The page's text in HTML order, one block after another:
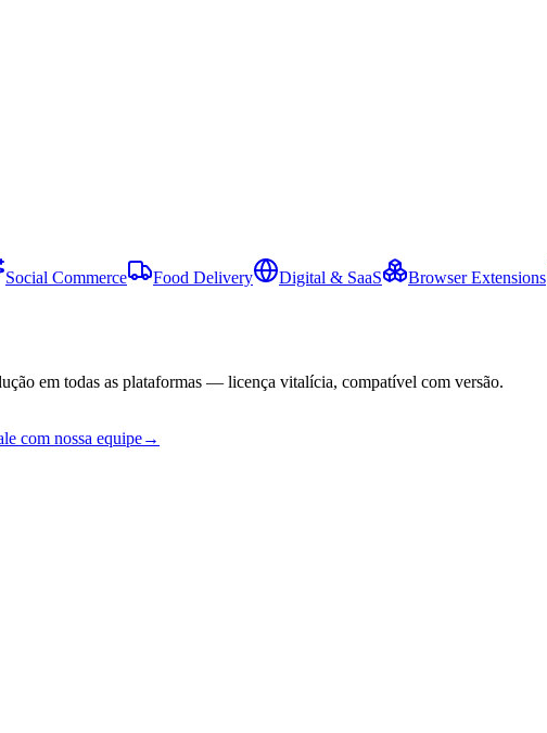
Social Commerce Food Delivery Digital & SaaS Browser Extensions
em todas as plataformas — licença vitalícia, compatível com versão.
com nossa equipe→